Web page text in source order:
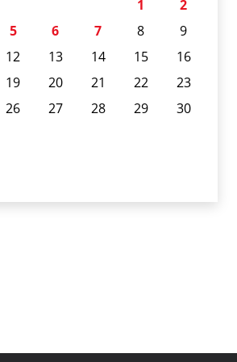
1
2
5 6 7 8
9
12 13 14 15
16
19 20 21 22
23
26 27 28 29
30